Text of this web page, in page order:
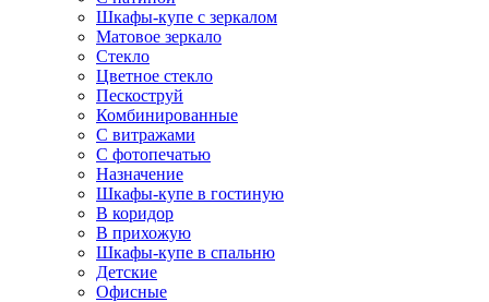
Шкафы-купе с зеркалом
Матовое зеркало
Стекло
Цветное стекло
Пескоструй
Комбинированные
С витражами
С фотопечатью
Назначение
Шкафы-купе в гостиную
В коридор
В прихожую
Шкафы-купе в спальню
Детские
Офисные